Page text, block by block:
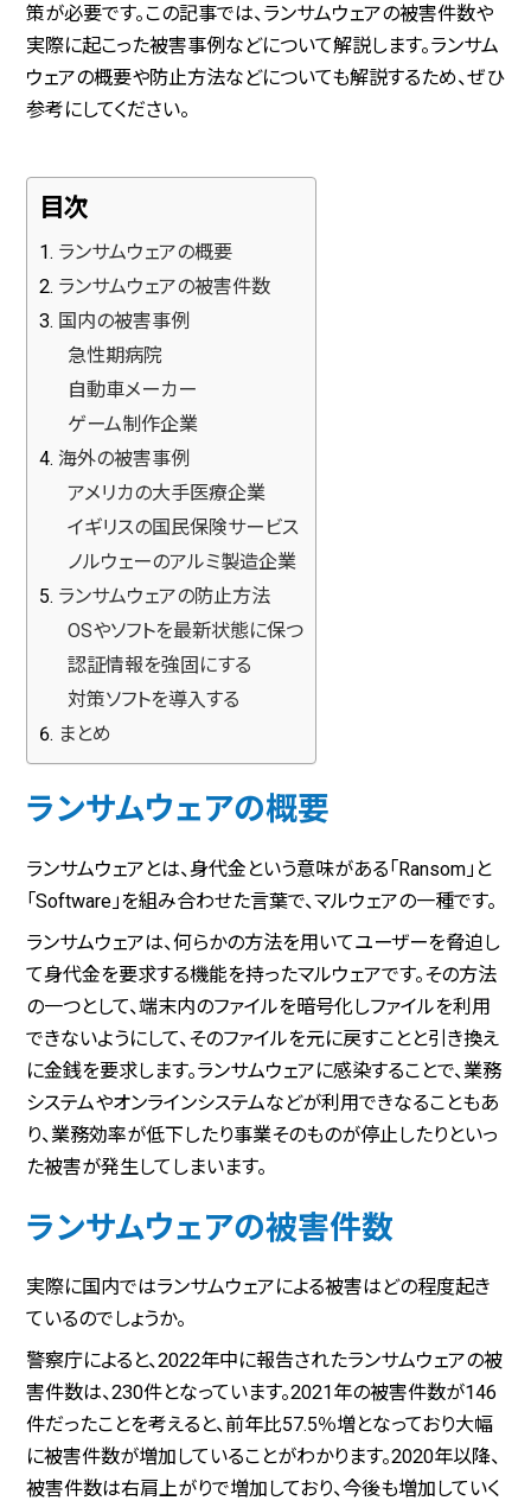
策が必要です。この記事では、ランサムウェアの被害件数や
実際に起こった被害事例などについて解説します。ランサム
ウェアの概要や防止方法などについても解説するため、ぜひ
参考にしてください。
目次
ランサムウェアの概要
ランサムウェアの被害件数
国内の被害事例
急性期病院
自動車メーカー
ゲーム制作企業
海外の被害事例
アメリカの大手医療企業
イギリスの国民保険サービス
ノルウェーのアルミ製造企業
ランサムウェアの防止方法
OSやソフトを最新状態に保つ
認証情報を強固にする
対策ソフトを導入する
まとめ
ランサムウェアの概要
ランサムウェアとは、身代金という意味がある「Ransom」と
「Software」を組み合わせた言葉で、マルウェアの一種です。
ランサムウェアは、何らかの方法を用いてユーザーを脅迫し
て身代金を要求する機能を持ったマルウェアです。その方法
の一つとして、端末内のファイルを暗号化しファイルを利用
できないようにして、そのファイルを元に戻すことと引き換え
に金銭を要求します。ランサムウェアに感染することで、業務
システムやオンラインシステムなどが利用できなることもあ
り、業務効率が低下したり事業そのものが停止したりといっ
た被害が発生してしまいます。
ランサムウェアの被害件数
実際に国内ではランサムウェアによる被害はどの程度起き
ているのでしょうか。
警察庁によると、2022年中に報告されたランサムウェアの被
害件数は、230件となっています。2021年の被害件数が146
件だったことを考えると、前年比57.5％増となっており大幅
に被害件数が増加していることがわかります。2020年以降、
被害件数は右肩上がりで増加しており、今後も増加していく